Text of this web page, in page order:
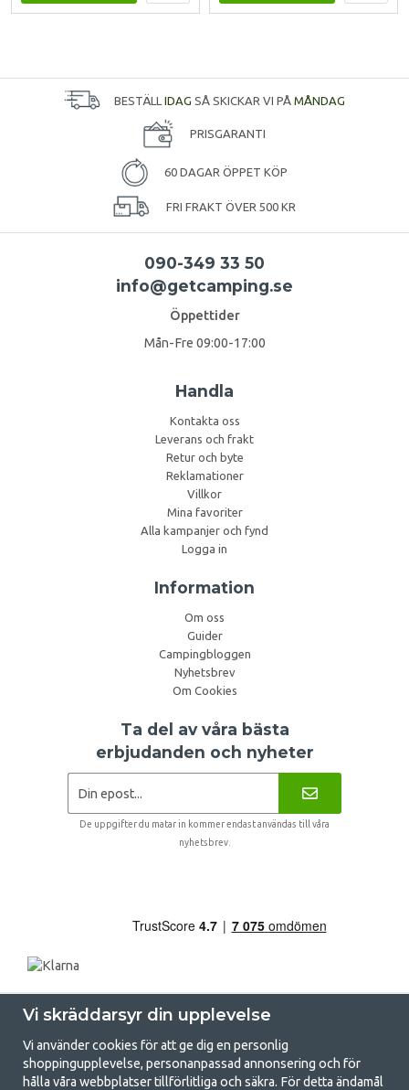
BESTÄLL IDAG SÅ SKICKAR VI PÅ MÅNDAG
PRISGARANTI
60 DAGAR ÖPPET KÖP
FRI FRAKT ÖVER 500 KR
090-349 33 50
info@getcamping.se
Öppettider
Mån-Fre 09:00-17:00
Handla
Kontakta oss
Leverans och frakt
Retur och byte
Reklamationer
Villkor
Mina favoriter
Alla kampanjer och fynd
Logga in
Information
Om oss
Guider
Campingbloggen
Nyhetsbrev
Om Cookies
Ta del av våra bästa
erbjudanden och nyheter
De uppgifter du matar in kommer endast användas till våra
nyhetsbrev.
Vi skräddarsyr din upplevelse
Vi använder cookies för att ge dig en personlig
shoppingupplevelse, personanpassad annonsering och för
hålla våra webbplatser tillförlitliga och säkra. För detta ändamål